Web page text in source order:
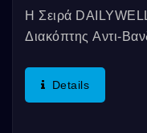
Η Σειρά
Διακόπτης Αντι-
Details